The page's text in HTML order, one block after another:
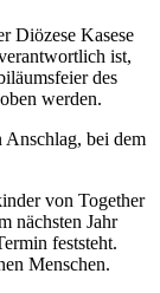
Diözese Kasese
ist,
des
werden.
Anschlag, bei dem
von Together
nächsten Jahr
feststeht.
Menschen.